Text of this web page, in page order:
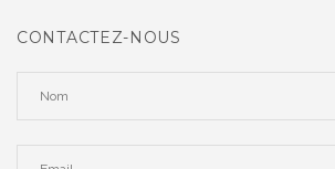
CONTACTEZ-NOUS